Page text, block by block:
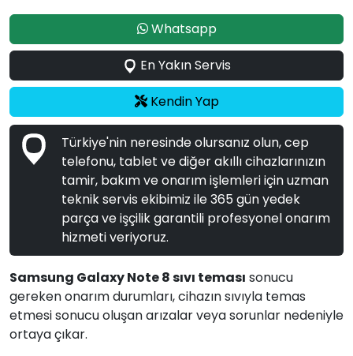
Whatsapp
En Yakın Servis
Kendin Yap
Türkiye'nin neresinde olursanız olun, cep
telefonu, tablet ve diğer akıllı cihazlarınızın
tamir, bakım ve onarım işlemleri için uzman
teknik servis ekibimiz ile 365 gün yedek
parça ve işçilik garantili profesyonel onarım
hizmeti veriyoruz.
Samsung Galaxy Note 8 sıvı teması sonucu
gereken onarım durumları, cihazın sıvıyla temas
etmesi sonucu oluşan arızalar veya sorunlar nedeniyle
ortaya çıkar.